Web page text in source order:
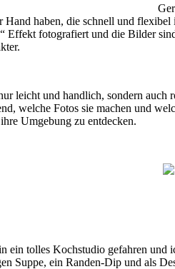
Hand haben, die schnell und
Effekt fotografiert und die Bilder
leicht und handlich, sondern auch
welche Fotos sie machen und
Umgebung zu entdecken.
ein tolles Kochstudio gefahren und
Suppe, ein Randen-Dip und als